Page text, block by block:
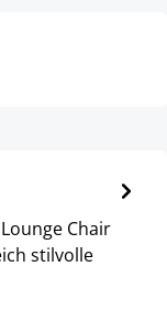
Chair
stilvolle